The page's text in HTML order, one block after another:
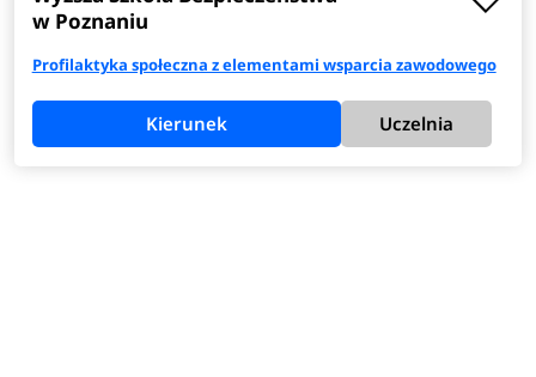
w Poznaniu
Profilaktyka społeczna z elementami wsparcia zawodowego
Kierunek Uczelnia